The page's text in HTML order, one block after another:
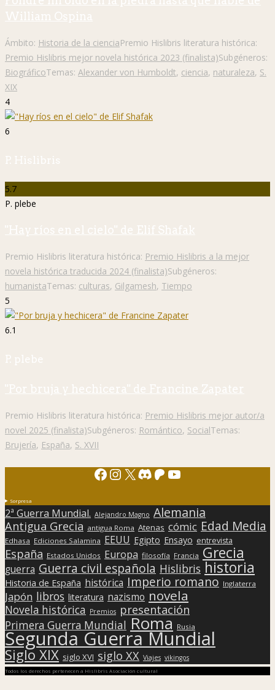
William Ospina
Ámbito: Historia de la cienciaPremio Hislibris literatura histórica:
Premio Hislibris mejor novela histórica 2023 (finalista)Subgéneros:
BiográficoTemas: Alexander von Humboldt, ciencia, naturaleza, S.
XIX
4
6
P. Hislibris
5.7
P. plebe
"Hay ríos en el cielo" de Elif Shafak
Premio Hislibris literatura histórica: Premio Hislibris a la mejor
novela histórica traducida 2024 (finalista)Subgéneros:
humanistaTemas: culturas, Gilgamesh, Tiempo
5
6.1
P. plebe
"Por bruja y hechicera" de Francine Zapater
Premio Hislibris literatura histórica: Premio Hislibris mejor autor/a
novel 2025 (finalista)Subgéneros: Romántico, SocialTemas:
Brujería, España, S. XVII
Facebook
Instagram
X Discord
Patreon
YouTube
Sorpresa
2ª Guerra Mundial. Alejandro Magno Alemania
Antigua Grecia antigua Roma Atenas cómic Edad Media
Edhasa Ediciones Salamina EEUU Egipto Ensayo entrevista
España Estados Unidos Europa filosofía Francia Grecia
guerra Guerra civil española Hislibris historia
Historia de España histórica Imperio romano Inglaterra
Japón libros literatura nazismo novela
Novela histórica Premios presentación
Primera Guerra Mundial Roma Rusia
Segunda Guerra Mundial
Siglo XIX siglo XVI siglo XX Viajes vikingos
Todos los derechos pertenecen a Hislibris Asociación cultural